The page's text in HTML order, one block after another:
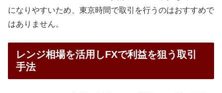
になりやすいため、東京時間で取引を行うのはおすすめで
はありません。
レンジ相場を活用しFXで利益を狙う取引
手法